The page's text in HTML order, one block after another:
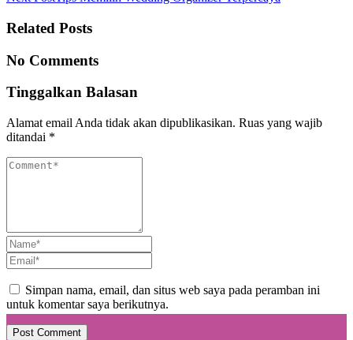
Related Posts
No Comments
Tinggalkan Balasan
Alamat email Anda tidak akan dipublikasikan. Ruas yang wajib
ditandai *
Simpan nama, email, dan situs web saya pada peramban ini
untuk komentar saya berikutnya.
Post Comment